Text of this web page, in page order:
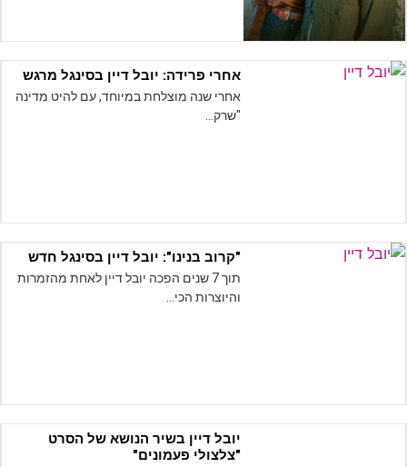
אחרי פרידה: יובל דיין בסינגל מרגש
אחרי שנה מוצלחת במיוחד, עם להיט מדינה
"שרק…
"קרוב בנינו": יובל דיין בסינגל חדש
תוך 7 שנים הפכה יובל דיין לאחת מהזמרות
והיוצרות הכי…
יובל דיין בשיר הנושא של הסרט
"צלצולי פעמונים"